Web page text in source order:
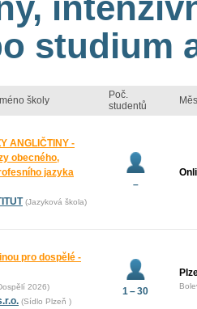
studium
školy
Poč.
studentů
ANGLIČTINY -
obecného,
jazyka
(Jazyková škola)
–
pro dospělé -
2026)
(Sídlo Plzeň )
1 – 30